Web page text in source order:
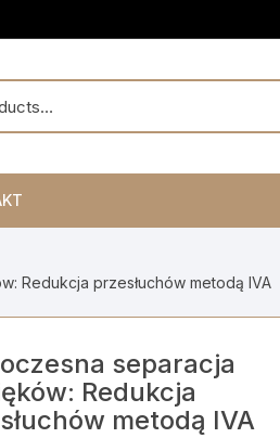
Redukcja przesłuchów metodą IVA
separacja
Redukcja
metodą IVA